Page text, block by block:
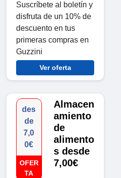
Suscríbete al boletín y
disfruta de un 10% de
descuento en tus
primeras compras en
Guzzini
Ver oferta
des
de
7,0
0€
OFER
TA
Almacen
amiento
de
alimento
s desde
7,00€